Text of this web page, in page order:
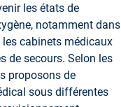
les états de
notamment dans
les cabinets médicaux
de secours. Selon les
proposons de
sous différentes